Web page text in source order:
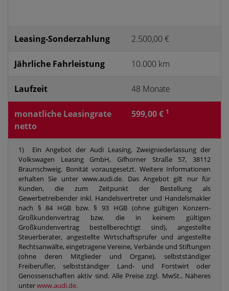
Leasing-Sonderzahlung 2.500,00 €
Jährliche Fahrleistung 10.000 km
Laufzeit 48 Monate
monatliche Leasingrate
netto
599,00 € 1
1) Ein Angebot der Audi Leasing, Zweigniederlassung der
Volkswagen Leasing GmbH, Gifhorner Straße 57, 38112
Braunschweig. Bonität vorausgesetzt. Weitere Informationen
erhalten Sie unter www.audi.de. Das Angebot gilt nur für
Kunden, die zum Zeitpunkt der Bestellung als
Gewerbetreibender inkl. Handelsvertreter und Handelsmakler
nach § 84 HGB bzw. § 93 HGB (ohne gültigen Konzern-
Großkundenvertrag bzw. die in keinem gültigen
Großkundenvertrag bestellberechtigt sind), angestellte
Steuerberater, angestellte Wirtschaftsprüfer und angestellte
Rechtsanwälte, eingetragene Vereine, Verbände und Stiftungen
(ohne deren Mitglieder und Organe), selbstständiger
Freiberufler, selbstständiger Land- und Forstwirt oder
Genossenschaften aktiv sind. Alle Preise zzgl. MwSt.. Näheres
unterwww.audi.de.